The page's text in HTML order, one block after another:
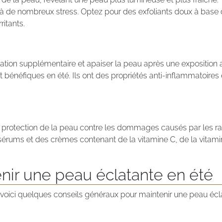
de nombreux stress. Optez pour des exfoliants doux à
supplémentaire et apaiser la peau après une
en été. Ils ont des propriétés anti-
de la peau contre les dommages causés par les
et des crèmes contenant de la vitamine C, de la
une peau éclatante en été
quelques conseils généraux pour maintenir une peau